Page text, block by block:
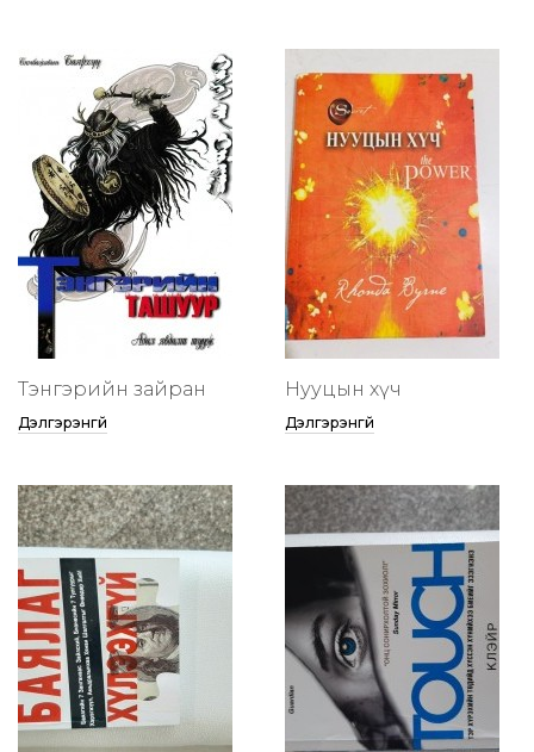
Тэнгэрийн зайран
Дэлгэрэнгүй
Нууцын хүч
Дэлгэрэнгүй